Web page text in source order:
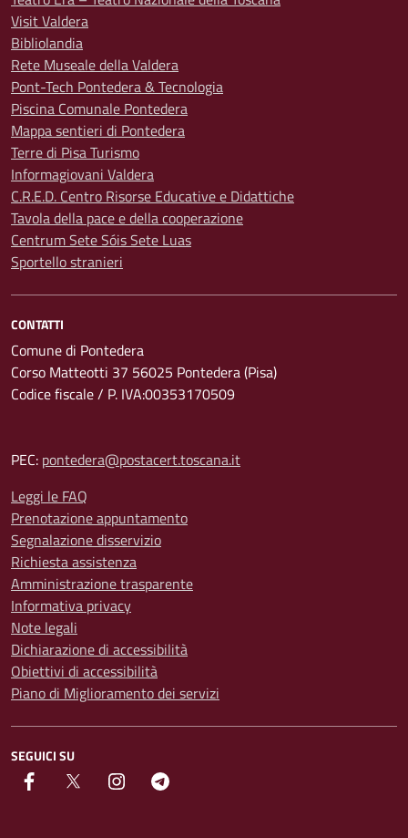
Visit Valdera
Bibliolandia
Rete Museale della Valdera
Pont-Tech Pontedera & Tecnologia
Piscina Comunale Pontedera
Mappa sentieri di Pontedera
Terre di Pisa Turismo
Informagiovani Valdera
C.R.E.D. Centro Risorse Educative e Didattiche
Tavola della pace e della cooperazione
Centrum Sete Sóis Sete Luas
Sportello stranieri
CONTATTI
Comune di Pontedera
Corso Matteotti 37 56025 Pontedera (Pisa)
Codice fiscale / P. IVA:00353170509
PEC: pontedera@postacert.toscana.it
Leggi le FAQ
Prenotazione appuntamento
Segnalazione disservizio
Richiesta assistenza
Amministrazione trasparente
Informativa privacy
Note legali
Dichiarazione di accessibilità
Obiettivi di accessibilità
Piano di Miglioramento dei servizi
SEGUICI SU
facebook Twitter instagram